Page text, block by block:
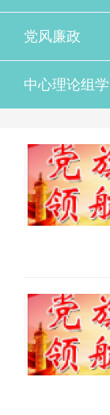
党风廉政
中心理论组学